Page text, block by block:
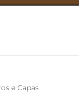
e Capas